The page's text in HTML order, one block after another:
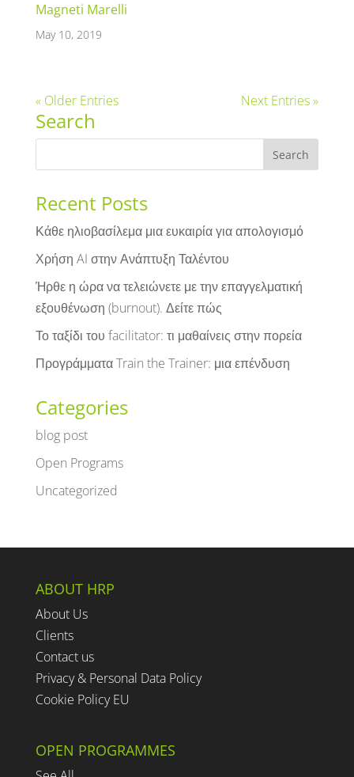
Magneti Marelli
May 10, 2019
« Older Entries Next Entries »
Search
Recent Posts
Κάθε ηλιοβασίλεμα μια ευκαιρία για απολογισμό
Χρήση AI στην Ανάπτυξη Ταλέντου
Ήρθε η ώρα να τελειώνετε με την επαγγελματική
εξουθένωση (burnout). Δείτε πώς
Το ταξίδι του facilitator: τι μαθαίνεις στην πορεία
Προγράμματα Train the Trainer: μια επένδυση
Categories
blog post
Open Programs
Uncategorized
ABOUT HRP
About Us
Clients
Contact us
Privacy & Personal Data Policy
Cookie Policy EU
OPEN PROGRAMMES